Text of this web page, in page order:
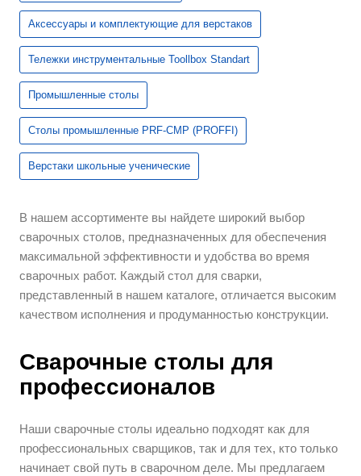
Аксессуары и комплектующие для верстаков
Тележки инструментальные Toollbox Standart
Промышленные столы
Столы промышленные PRF-CMP (PROFFI)
Верстаки школьные ученические
В нашем ассортименте вы найдете широкий выбор
сварочных столов, предназначенных для обеспечения
максимальной эффективности и удобства во время
сварочных работ. Каждый стол для сварки,
представленный в нашем каталоге, отличается высоким
качеством исполнения и продуманностью конструкции.
Сварочные столы для
профессионалов
Наши сварочные столы идеально подходят как для
профессиональных сварщиков, так и для тех, кто только
начинает свой путь в сварочном деле. Мы предлагаем